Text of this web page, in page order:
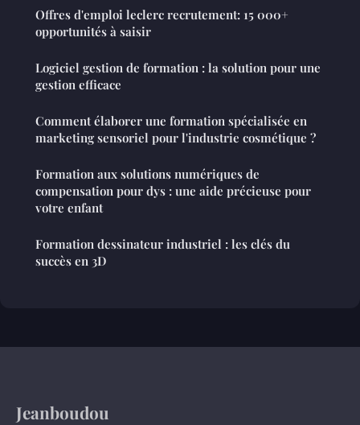
Offres d'emploi leclerc recrutement: 15 000+
opportunités à saisir
Logiciel gestion de formation : la solution pour une
gestion efficace
Comment élaborer une formation spécialisée en
marketing sensoriel pour l'industrie cosmétique ?
Formation aux solutions numériques de
compensation pour dys : une aide précieuse pour
votre enfant
Formation dessinateur industriel : les clés du
succès en 3D
Jeanboudou